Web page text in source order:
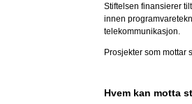
Stiftelsen finansierer
innen
telekommunikasjon.
Prosjekter som mottar
Hvem kan motta